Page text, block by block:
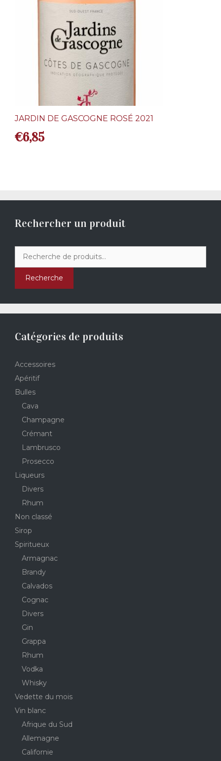
JARDIN DE GASCOGNE ROSÉ 2021
€6,85
Rechercher un produit
pour :
Recherche
Catégories de produits
Accessoires
Apéritif
Bulles
Cava
Champagne
Crémant
Lambrusco
Prosecco
Liqueurs
Divers
Rhum
Non classé
Sirop
Spiritueux
Armagnac
Brandy
Calvados
Cognac
Divers
Gin
Grappa
Rhum
Vodka
Whisky
Vedette du mois
Vin blanc
Afrique du Sud
Allemagne
Californie